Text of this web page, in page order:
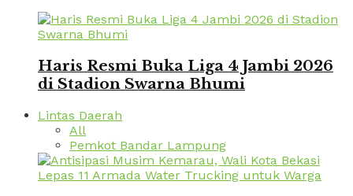
Haris Resmi Buka Liga 4 Jambi 2026
di Stadion Swarna Bhumi
Lintas Daerah
All
Pemkot Bandar Lampung